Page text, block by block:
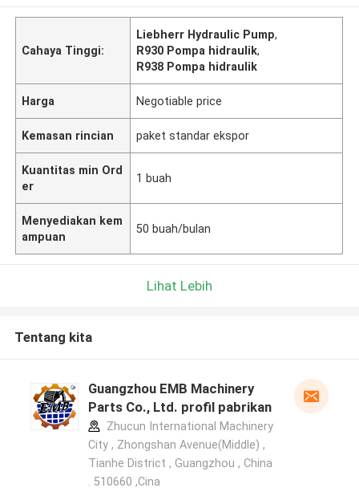
Cahaya Tinggi:
Liebherr Hydraulic Pump,
R930 Pompa hidraulik,
R938 Pompa hidraulik
Harga Negotiable price
Kemasan rincian paket standar ekspor
Kuantitas min Ord
er
1 buah
Menyediakan kem
ampuan
50 buah/bulan
Lihat Lebih
Tentang kita
Guangzhou EMB Machinery
Parts Co., Ltd. profil pabrikan
Zhucun International Machinery
City , Zhongshan Avenue(Middle) ,
Tianhe District , Guangzhou , China
. 510660 ,Cina